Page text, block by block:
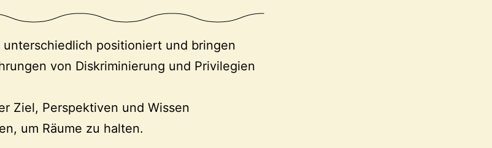
unterschiedlich positioniert und bringen
von Diskriminierung und Privilegien
Ziel, Perspektiven und Wissen
um Räume zu halten.